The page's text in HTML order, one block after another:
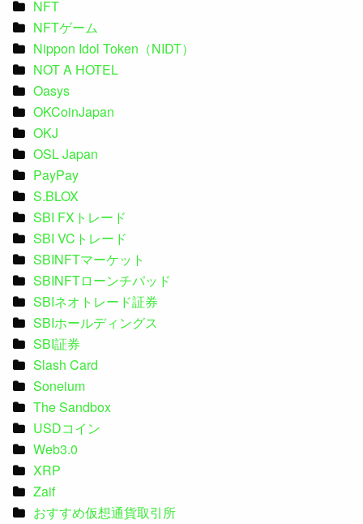
NFT
NFTゲーム
Nippon Idol Token（NIDT）
NOT A HOTEL
Oasys
OKCoinJapan
OKJ
OSL Japan
PayPay
S.BLOX
SBI FXトレード
SBI VCトレード
SBINFTマーケット
SBINFTローンチパッド
SBIネオトレード証券
SBIホールディングス
SBI証券
Slash Card
Soneium
The Sandbox
USDコイン
Web3.0
XRP
Zaif
おすすめ仮想通貨取引所